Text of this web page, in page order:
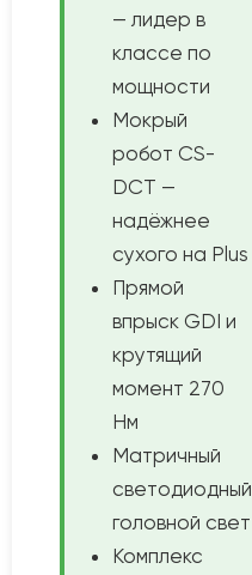
— лидер в
классе по
мощности
Мокрый
робот CS-
DCT —
надёжнее
сухого на Plus
Прямой
впрыск GDI и
крутящий
момент 270
Нм
Матричный
светодиодный
головной свет
Комплекс